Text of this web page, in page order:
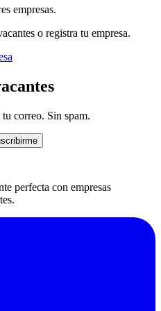
empresas.
o registra tu empresa.
correo. Sin spam.
perfecta con empresas